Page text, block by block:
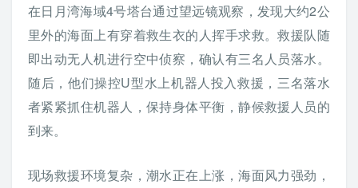
在日月湾海域4号塔台通过望远镜观察，发现大约2公
里外的海面上有穿着救生衣的人挥手求救。救援队随
即出动无人机进行空中侦察，确认有三名人员落水。
随后，他们操控U型水上机器人投入救援，三名落水
者紧紧抓住机器人，保持身体平衡，静候救援人员的
到来。
现场救援环境复杂，潮水正在上涨，海面风力强劲，